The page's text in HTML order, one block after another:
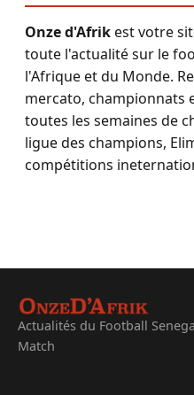
Onze d'Afrikest votre
toute l'actualité sur le
l'Afrique et du Monde.
mercato, championnats
toutes les semaines de
ligue des champions,
compétitions
Actualités du Football
Match